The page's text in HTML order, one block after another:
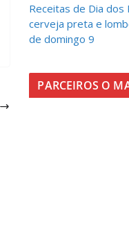
Receitas de Dia dos
cerveja preta e
de domingo 9
PARCEIROS O